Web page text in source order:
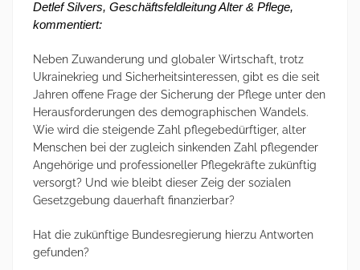
Detlef Silvers, Geschäftsfeldleitung Alter & Pflege,
kommentiert:
Neben Zuwanderung und globaler Wirtschaft, trotz
Ukrainekrieg und Sicherheitsinteressen, gibt es die seit
Jahren offene Frage der Sicherung der Pflege unter den
Herausforderungen des demographischen Wandels.
Wie wird die steigende Zahl pflegebedürftiger, alter
Menschen bei der zugleich sinkenden Zahl pflegender
Angehörige und professioneller Pflegekräfte zukünftig
versorgt? Und wie bleibt dieser Zeig der sozialen
Gesetzgebung dauerhaft finanzierbar?
Hat die zukünftige Bundesregierung hierzu Antworten
gefunden?